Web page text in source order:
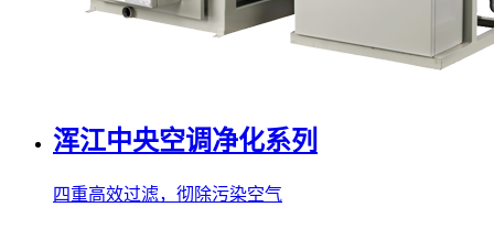
浑江中央空调净化系列
四重高效过滤，彻除污染空气